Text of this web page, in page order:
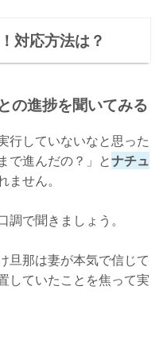
対応方法は？
の進捗を聞いてみる
行していないなと思った
進んだの？」とナチュ
ません。
で聞きましょう。
旦那は妻が本気で信じて
していたことを焦って実